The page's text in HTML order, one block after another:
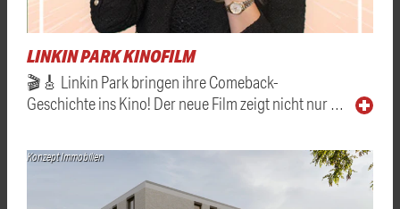
LINKIN PARK KINOFILM
🎬🎸 Linkin Park bringen ihre Comeback-
Geschichte ins Kino! Der neue Film zeigt nicht nur …
Konzept Immobilien